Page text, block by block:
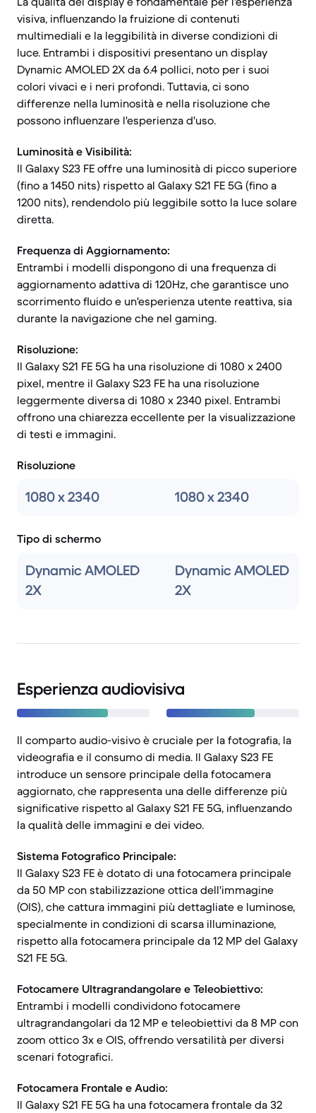
visiva, influenzando la fruizione di contenuti
multimediali e la leggibilità in diverse condizioni di
luce. Entrambi i dispositivi presentano un display
Dynamic AMOLED 2X da 6.4 pollici, noto per i suoi
colori vivaci e i neri profondi. Tuttavia, ci sono
differenze nella luminosità e nella risoluzione che
possono influenzare l'esperienza d'uso.
Luminosità e Visibilità:
Il Galaxy S23 FE offre una luminosità di picco superiore
(fino a 1450 nits) rispetto al Galaxy S21 FE 5G (fino a
1200 nits), rendendolo più leggibile sotto la luce solare
diretta.
Frequenza di Aggiornamento:
Entrambi i modelli dispongono di una frequenza di
aggiornamento adattiva di 120Hz, che garantisce uno
scorrimento fluido e un'esperienza utente reattiva, sia
durante la navigazione che nel gaming.
Risoluzione:
Il Galaxy S21 FE 5G ha una risoluzione di 1080 x 2400
pixel, mentre il Galaxy S23 FE ha una risoluzione
leggermente diversa di 1080 x 2340 pixel. Entrambi
offrono una chiarezza eccellente per la visualizzazione
di testi e immagini.
Risoluzione
1080 x 2340 1080 x 2340
Tipo di schermo
Dynamic AMOLED
2X
Dynamic AMOLED
2X
Esperienza audiovisiva
Il comparto audio-visivo è cruciale per la fotografia, la
videografia e il consumo di media. Il Galaxy S23 FE
introduce un sensore principale della fotocamera
aggiornato, che rappresenta una delle differenze più
significative rispetto al Galaxy S21 FE 5G, influenzando
la qualità delle immagini e dei video.
Sistema Fotografico Principale:
Il Galaxy S23 FE è dotato di una fotocamera principale
da 50 MP con stabilizzazione ottica dell'immagine
(OIS), che cattura immagini più dettagliate e luminose,
specialmente in condizioni di scarsa illuminazione,
rispetto alla fotocamera principale da 12 MP del Galaxy
S21 FE 5G.
Fotocamere Ultragrandangolare e Teleobiettivo:
Entrambi i modelli condividono fotocamere
ultragrandangolari da 12 MP e teleobiettivi da 8 MP con
zoom ottico 3x e OIS, offrendo versatilità per diversi
scenari fotografici.
Fotocamera Frontale e Audio:
Il Galaxy S21 FE 5G ha una fotocamera frontale da 32